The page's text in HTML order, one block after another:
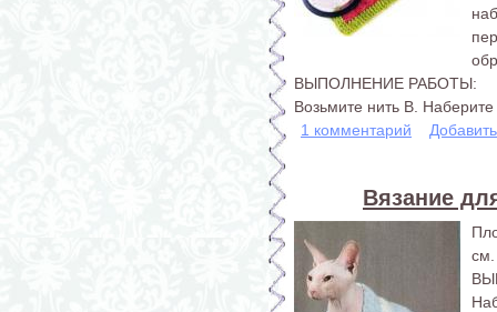
ВЫПОЛНЕНИЕ РАБОТЫ:
Возьмите нить В.
1 комментарий
Вязание
см.